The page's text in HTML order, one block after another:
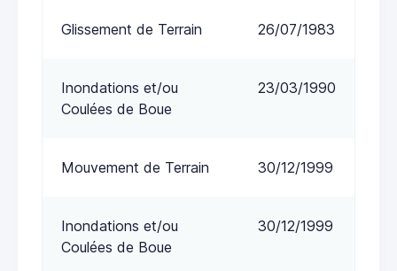
Glissement de Terrain 26/07/1983
Inondations et/ou
Coulées de Boue
23/03/1990
Mouvement de Terrain 30/12/1999
Inondations et/ou
Coulées de Boue
30/12/1999